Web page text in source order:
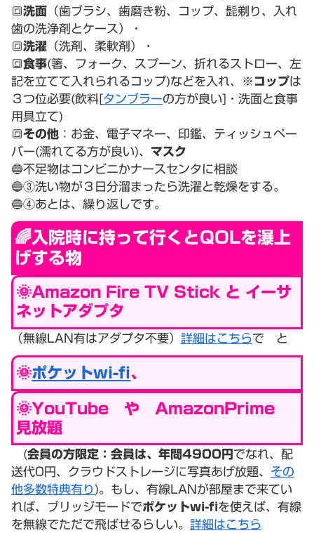
🔳洗面 （歯ブラシ、歯磨き粉、コップ、髭剃り、入れ
歯の洗浄剤とケース）・
🔳洗濯 （洗剤、柔軟剤）・
🔳食事(箸、フォーク、スプーン、折れるストロー、左
記を立てて入れられるコップ)などを入れ、※ コップは
３つ位必要(飲料[タンブラーの方が良い]・洗面と食事
用具立て)
🔳その他 ：お金、電子マネー、印鑑、ティッシュペー
パー(濡れてる方が良い)、 マスク
🔵不足物はコンビニかナースセンタに相談
🔵③洗い物が３日分溜まったら洗濯と乾燥をする。
🔵④あとは、繰り返しです。
🌈入院時に持って行くとQOLを瀑上
げする物
🌞Amazon Fire TV Stick と イーサ
ネットアダプタ
（無線LAN有はアダプタ不要） 詳細はこちらで と
🌞ポケットwi-fi、
🌞YouTube や AmazonPrime
見放題
(会員の方限定：会員は、年間4900円 でなれ、配
送代0円、クラウドストレージに写真あげ放題、 その
他多数特典有り )。もし、有線LANが部屋まで来てい
れば、ブリッジモードでポケットwi-fiを使えば、有線
を無線でただで飛ばせるらしい。 詳細はこちら